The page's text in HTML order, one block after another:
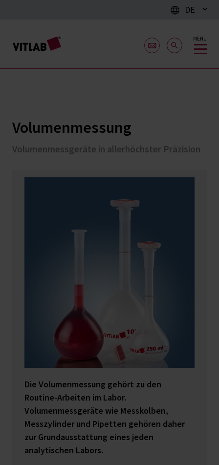
DE
MENÜ
Volumenmessung
Volumenmessgeräte in allerhöchster Präzision
Die Volumenmessung gehört zu den
Routine-Arbeiten im Labor.
Volumenmessgeräte wie Messkolben,
Messzylinder und Pipetten gehören daher
zur Grundausstattung eines jeden
analytischen Labors.